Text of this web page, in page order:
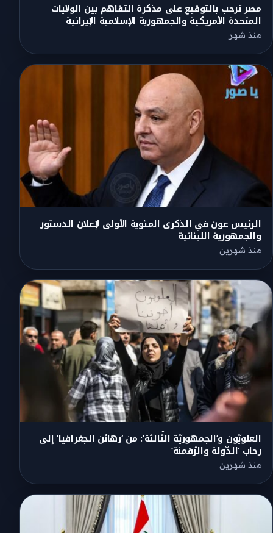
مصر ترحب بالتوقيع على مذكرة التفاهم بين الولايات
المتحدة الأمريكية والجمهورية الإسلامية الإيرانية
منذ شهر
الرئيس عون في الذكرى المئوية الأولى لإعلان الدستور
والجمهورية اللبنانية
منذ شهرين
العلويّون و’الجمهوريّة الثّالثة’: من ‘رهائن الجغرافيا’ إلى
رحاب ‘الدّولة والرّقمنة’
منذ شهرين